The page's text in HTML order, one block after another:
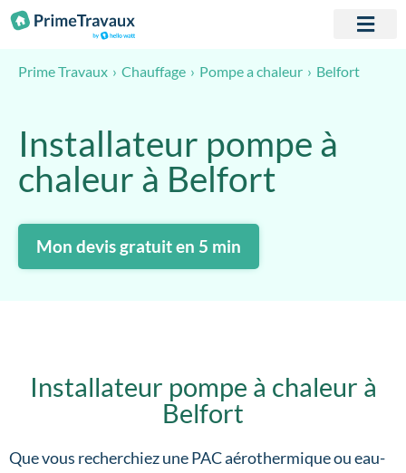
Passer au contenu
Prime Travaux Chauffage Pompe a chaleur Belfort
Installateur pompe à
chaleur à Belfort
Mon devis gratuit en 5 min
Installateur pompe à chaleur à
Belfort
Que vous recherchiez une PAC aérothermique ou eau-